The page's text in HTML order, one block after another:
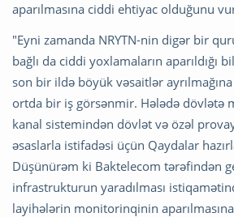
aparılmasına ciddi ehtiyac olduğunu
"Eyni zamanda NRYTN-nin digər bir
bağlı da ciddi yoxlamaların aparıldığı
son bir ildə böyük vəsaitlər
ortda bir iş görsənmir. Hələdə dövlətə
kanal sistemindən dövlət və özəl
əsaslarla istifadəsi üçün Qaydalar
Düşünürəm ki Baktelecom tərəfindən
infrastrukturun yaradılması
layihələrin monitorinqinin